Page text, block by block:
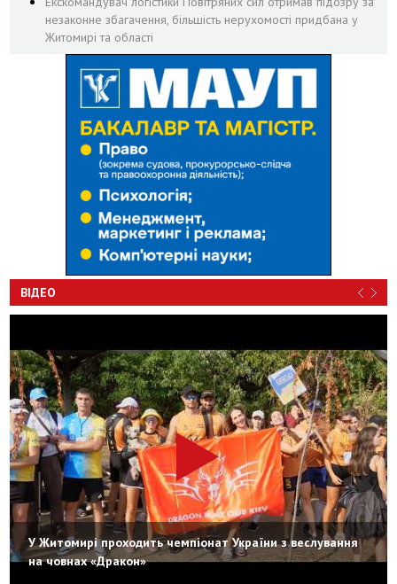
незаконне збагачення, більшість нерухомості придбана у
Житомирі та області
ВІДЕО
У Житомирі проходить чемпіонат України з веслування
на човнах «Дракон»